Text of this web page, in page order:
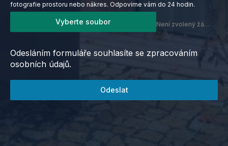
fotografie prostoru nebo nákres. Odpovíme vám do 24 hodin.
Vyberte soubor Není zvolený žádný soubor
Odesláním formuláře souhlasíte se zpracováním
osobních údajů.
Odeslat